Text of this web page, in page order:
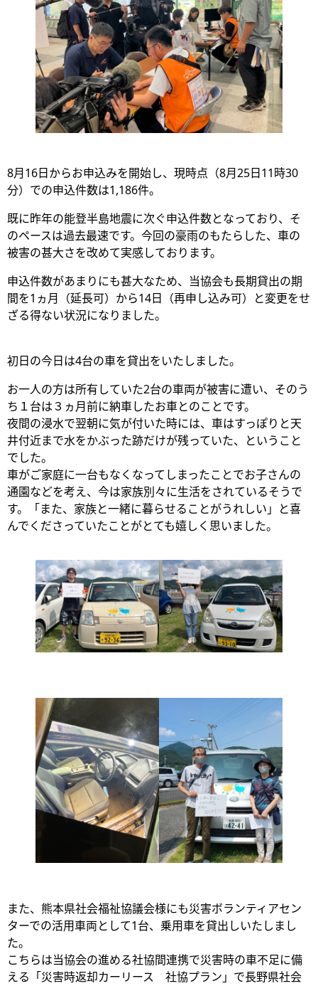
8月16日からお申込みを開始し、現時点（8月25日11時30
分）での申込件数は1,186件。
既に昨年の能登半島地震に次ぐ申込件数となっており、そ
のペースは過去最速です。今回の豪雨のもたらした、車の
被害の甚大さを改めて実感しております。
申込件数があまりにも甚大なため、当協会も長期貸出の期
間を1ヵ月（延長可）から14日（再申し込み可）と変更をせ
ざる得ない状況になりました。
初日の今日は4台の車を貸出をいたしました。
お一人の方は所有していた2台の車両が被害に遭い、そのう
ち１台は３ヵ月前に納車したお車とのことです。
夜間の浸水で翌朝に気が付いた時には、車はすっぽりと天
井付近まで水をかぶった跡だけが残っていた、ということ
でした。
車がご家庭に一台もなくなってしまったことでお子さんの
通園などを考え、今は家族別々に生活をされているそうで
す。「また、家族と一緒に暮らせることがうれしい」と喜
んでくださっていたことがとても嬉しく思いました。
また、熊本県社会福祉協議会様にも災害ボランティアセン
ターでの活用車両として1台、乗用車を貸出しいたしまし
た。
こちらは当協会の進める社協間連携で災害時の車不足に備
える「災害時返却カーリース 社協プラン」で長野県社会